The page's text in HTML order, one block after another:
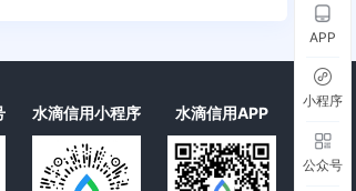
水滴信用小程序 水滴信用APP
APP
小程序
公众号